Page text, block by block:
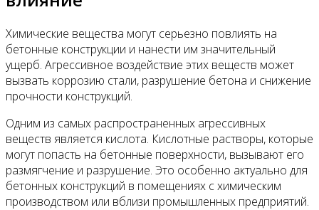
Химические вещества могут серьезно повлиять на
бетонные конструкции и нанести им значительный
ущерб. Агрессивное воздействие этих веществ может
вызвать коррозию стали, разрушение бетона и снижение
прочности конструкций.
Одним из самых распространенных агрессивных
веществ является кислота. Кислотные растворы, которые
могут попасть на бетонные поверхности, вызывают его
размягчение и разрушение. Это особенно актуально для
бетонных конструкций в помещениях с химическим
производством или вблизи промышленных предприятий.